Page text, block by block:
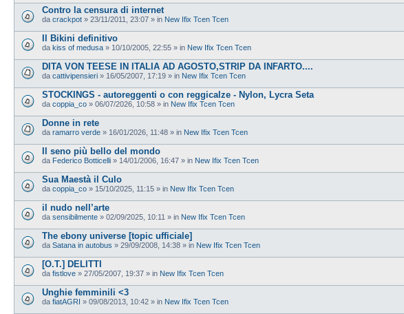
Contro la censura di internet
da crackpot » 23/11/2011, 23:07 » in New Ifix Tcen Tcen
Il Bikini definitivo
da kiss of medusa » 10/10/2005, 22:55 » in New Ifix Tcen Tcen
DITA VON TEESE IN ITALIA AD AGOSTO,STRIP DA INFARTO....
da cattivipensieri » 16/05/2007, 17:19 » in New Ifix Tcen Tcen
STOCKINGS - autoreggenti o con reggicalze - Nylon, Lycra Seta
da coppia_co » 06/07/2026, 10:58 » in New Ifix Tcen Tcen
Donne in rete
da ramarro verde » 16/01/2026, 11:48 » in New Ifix Tcen Tcen
Il seno più bello del mondo
da Federico Botticelli » 14/01/2006, 16:47 » in New Ifix Tcen Tcen
Sua Maestà il Culo
da coppia_co » 15/10/2025, 11:15 » in New Ifix Tcen Tcen
il nudo nell’arte
da sensibilmente » 02/09/2025, 10:11 » in New Ifix Tcen Tcen
The ebony universe [topic ufficiale]
da Satana in autobus » 29/09/2008, 14:38 » in New Ifix Tcen Tcen
[O.T.] DELITTI
da fistlove » 27/05/2007, 19:37 » in New Ifix Tcen Tcen
Unghie femminili <3
da fiatAGRI » 09/08/2013, 10:42 » in New Ifix Tcen Tcen